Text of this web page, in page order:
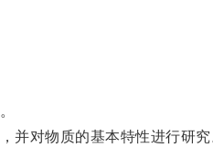
对物质的基本特性进行研究